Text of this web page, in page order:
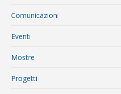
Comunicazioni
Eventi
Mostre
Progetti